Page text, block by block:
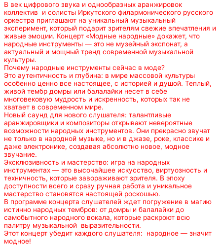
В век цифрового звука и однообразных аранжировок
коллектив и солисты Иркутского филармонического русского
оркестра приглашают на уникальный музыкальный
эксперимент, который подарит зрителям свежие впечатления и
живые эмоции. Концерт «Модные народные» докажет, что
народные инструменты — это не музейный экспонат, а
актуальный и мощный тренд современной музыкальной
культуры.
Почему народные инструменты сейчас в моде?
Это аутентичность и глубина: в мире массовой культуры
особенно ценно все настоящее, с историей и душой. Теплый,
живой тембр домры или балалайки несет в себе
многовековую мудрость и искренность, которых так не
хватает в современном мире.
Новый саунд для нового слушателя: талантливые
аранжировщики и композиторы открывают невероятные
возможности народных инструментов. Они прекрасно звучат
не только в народной музыке, но и в джазе, роке, классике и
даже электронике, создавая абсолютно новое, модное
звучание.
Эксклюзивность и мастерство: игра на народных
инструментах — это высочайшее искусство, виртуозность и
техничность, которые завораживают зрителя. В эпоху
доступности всего и сразу ручная работа и уникальное
мастерство становятся настоящей роскошью.
В программе концерта слушателей ждет погружение в магию
истинно народных тембров: от домры и балалайки до
самобытного народного вокала, которые раскроют всю
палитру музыкальной выразительности.
Этот концерт убедит каждого слушателя: народное — значит
модное!